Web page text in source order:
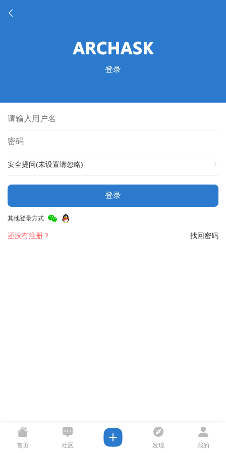
登录
安全提问(未设置请忽略)
登录
其他登录方式
找回密码
还没有注册？
首页 社区 发现 我的